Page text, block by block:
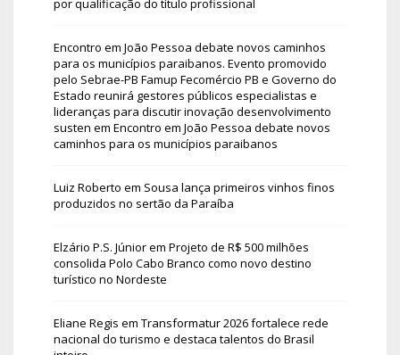
por qualificação do título profissional
Encontro em João Pessoa debate novos caminhos
para os municípios paraibanos. Evento promovido
pelo Sebrae-PB Famup Fecomércio PB e Governo do
Estado reunirá gestores públicos especialistas e
lideranças para discutir inovação desenvolvimento
susten em Encontro em João Pessoa debate novos
caminhos para os municípios paraibanos
Luiz Roberto em Sousa lança primeiros vinhos finos
produzidos no sertão da Paraíba
Elzário P.S. Júniorem Projeto de R$ 500 milhões
consolida Polo Cabo Branco como novo destino
turístico no Nordeste
Eliane Regis em Transformatur 2026 fortalece rede
nacional do turismo e destaca talentos do Brasil